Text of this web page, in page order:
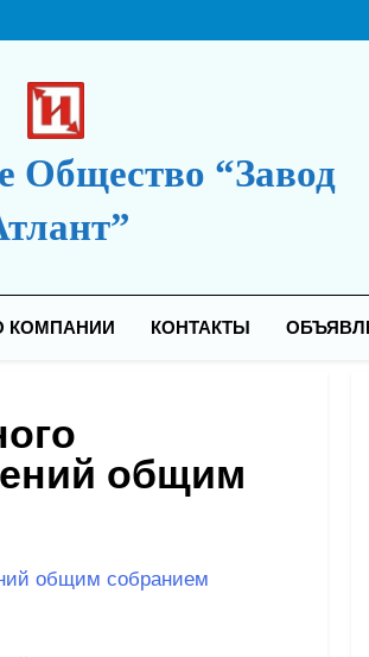
Общество “Завод
КОМПАНИИ КОНТАКТЫ
общим
общим собранием